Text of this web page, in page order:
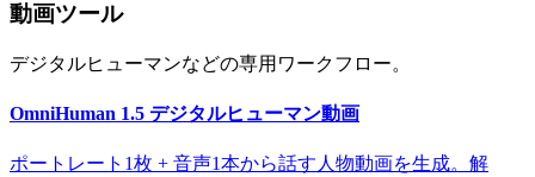
動画ツール
デジタルヒューマンなどの専用ワークフロー。
OmniHuman 1.5 デジタルヒューマン動画
ポートレート1枚 + 音声1本から話す人物動画を生成。解